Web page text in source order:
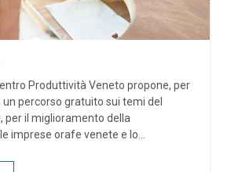
Produttività Veneto propone, per
percorso gratuito sui temi del
per il miglioramento della
imprese orafe venete e lo...